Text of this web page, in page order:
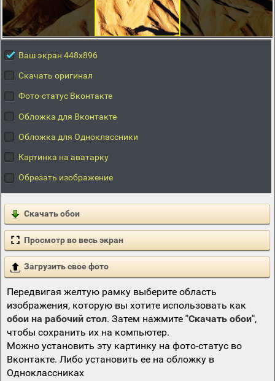
Ваш экран 448x896
Скачать оригинал
Фото-статус Вконтакте
Обложка для Вконтакте
Обложка для Одноклассники
Картинка на аватарку
Обрезать изображение
Скачать обои
Просмотр во весь экран
Загрузить свое фото
Передвигая желтую рамку выберите область
изображения, которую вы хотите использовать как
обои на рабочий стол. Затем нажмите "Скачать обои",
чтобы сохранить их на компьютер.
Можно установить эту картинку на фото-статус во
Вконтакте. Либо установить ее на обложку в
Одноклассниках